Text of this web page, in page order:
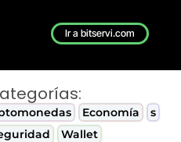
Ir a bitservi.com
Economía
s
Wallet